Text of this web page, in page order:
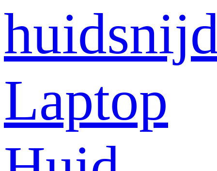
Laptop